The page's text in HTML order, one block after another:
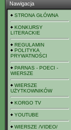
Nawigacja
STRONA GŁÓWNA
KONKURSY
LITERACKIE
REGULAMIN
POLITYKA
PRYWATNOŚCI
PARNAS - POECI -
WIERSZE
WIERSZE
UŻYTKOWNIKÓW
KORGO TV
YOUTUBE
WIERSZE /VIDEO/